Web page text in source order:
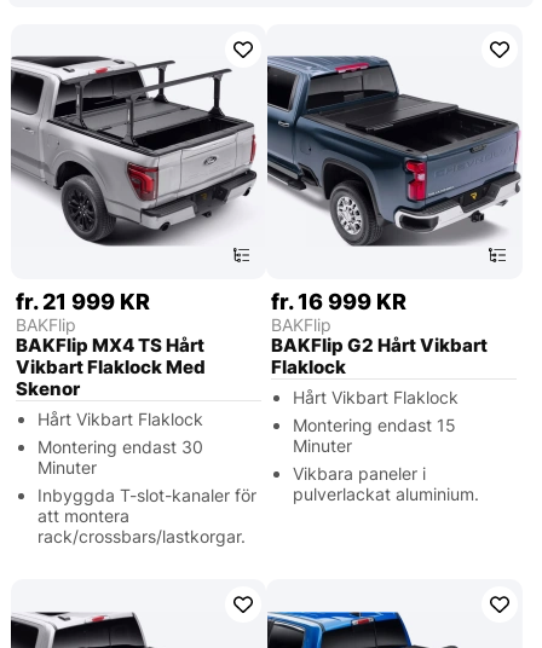
fr. 21 999 KR
BAKFlip
BAKFlip MX4 TS Hårt
Vikbart Flaklock Med
Skenor
Hårt Vikbart Flaklock
Montering endast 30
Minuter
Inbyggda T-slot-kanaler för
att montera
rack/crossbars/lastkorgar.
fr. 16 999 KR
BAKFlip
BAKFlip G2 Hårt Vikbart
Flaklock
Hårt Vikbart Flaklock
Montering endast 15
Minuter
Vikbara paneler i
pulverlackat aluminium.